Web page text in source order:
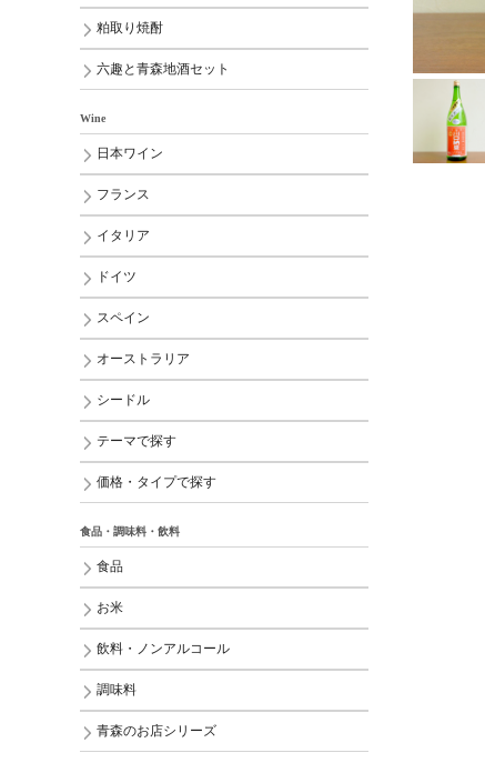
粕取り焼酎
六趣と青森地酒セット
Wine
日本ワイン
フランス
イタリア
ドイツ
スペイン
オーストラリア
シードル
テーマで探す
価格・タイプで探す
食品・調味料・飲料
食品
お米
飲料・ノンアルコール
調味料
青森のお店シリーズ